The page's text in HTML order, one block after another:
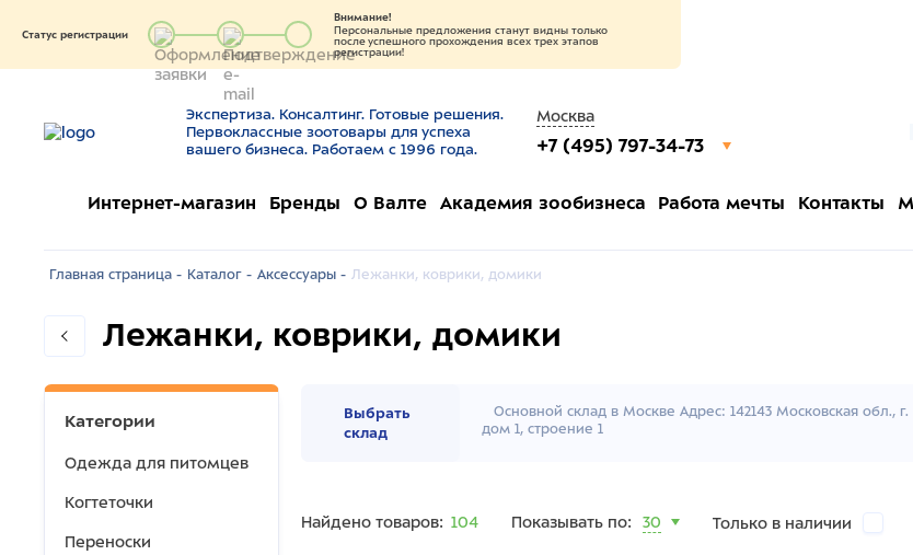
Статус регистрации
Внимание!
Персональные предложения станут видны только
после успешного прохождения всех трех этапов
регистрации!
Экспертиза. Консалтинг. Готовые решения.
Первоклассные зоотовары для успеха
вашего бизнеса. Работаем с 1996 года.
Москва
+7 (495) 797-34-73
Интернет-магазин Бренды О Валте Академия зообизнеса Работа мечты Контакты
Главная страница - Каталог - Аксессуары - Лежанки, коврики, домики
Лежанки, коврики, домики
Категории
Одежда для питомцев
Когтеточки
Переноски
Выбрать
склад
Основной склад в Москве Адрес: 142143 Московская обл.,
дом 1, строение 1
Найдено товаров: 104 Показывать по: 30 Только в наличии